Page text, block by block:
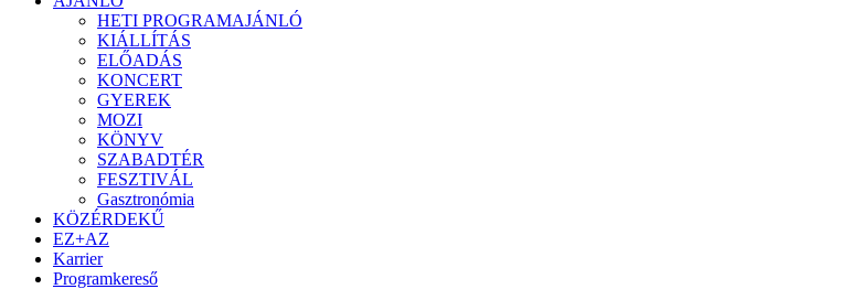
HETI PROGRAMAJÁNLÓ
KIÁLLÍTÁS
ELŐADÁS
KONCERT
GYEREK
MOZI
KÖNYV
SZABADTÉR
FESZTIVÁL
Gasztronómia
KÖZÉRDEKŰ
EZ+AZ
Karrier
Programkereső